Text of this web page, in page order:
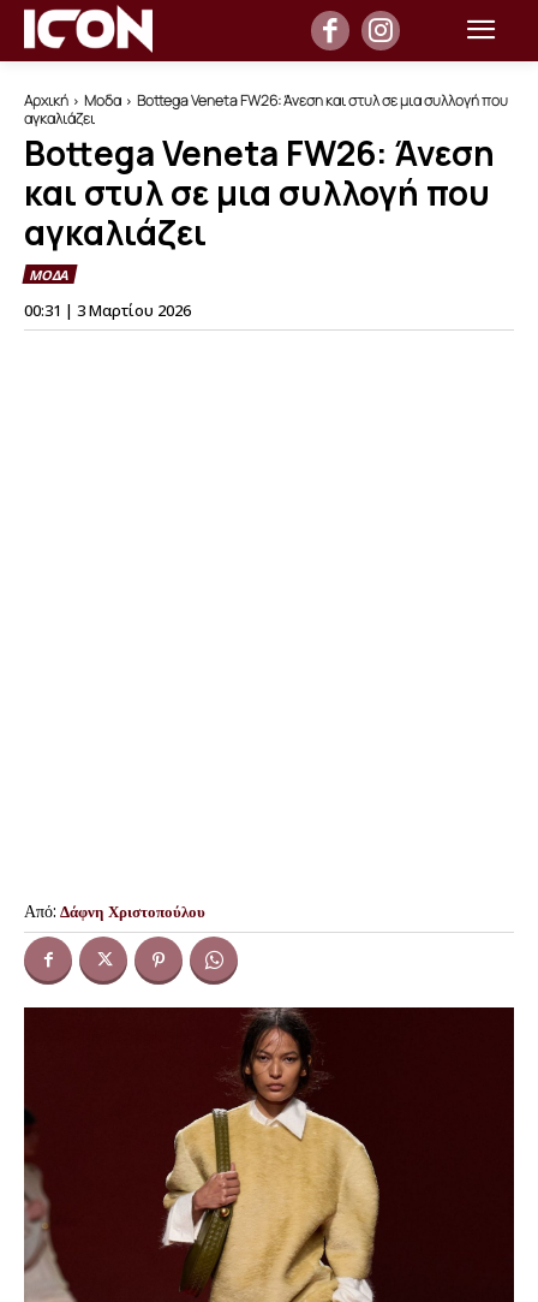
Αρχική Μοδα
Bottega Veneta FW26: Άνεση και στυλ σε μια συλλογή που
αγκαλιάζει
Bottega Veneta FW26: Άνεση
και στυλ σε μια συλλογή που
αγκαλιάζει
ΜΟΔΑ
00:31 | 3 Μαρτίου 2026
Από: Δάφνη Χριστοπούλου